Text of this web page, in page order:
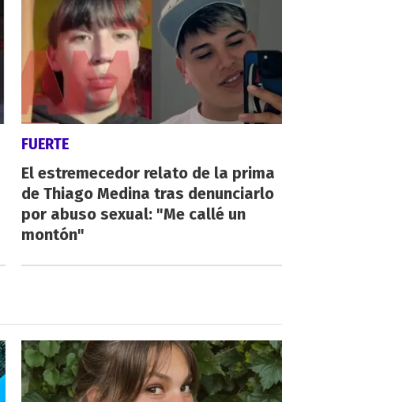
FUERTE
El estremecedor relato de la prima
de Thiago Medina tras denunciarlo
por abuso sexual: "Me callé un
montón"